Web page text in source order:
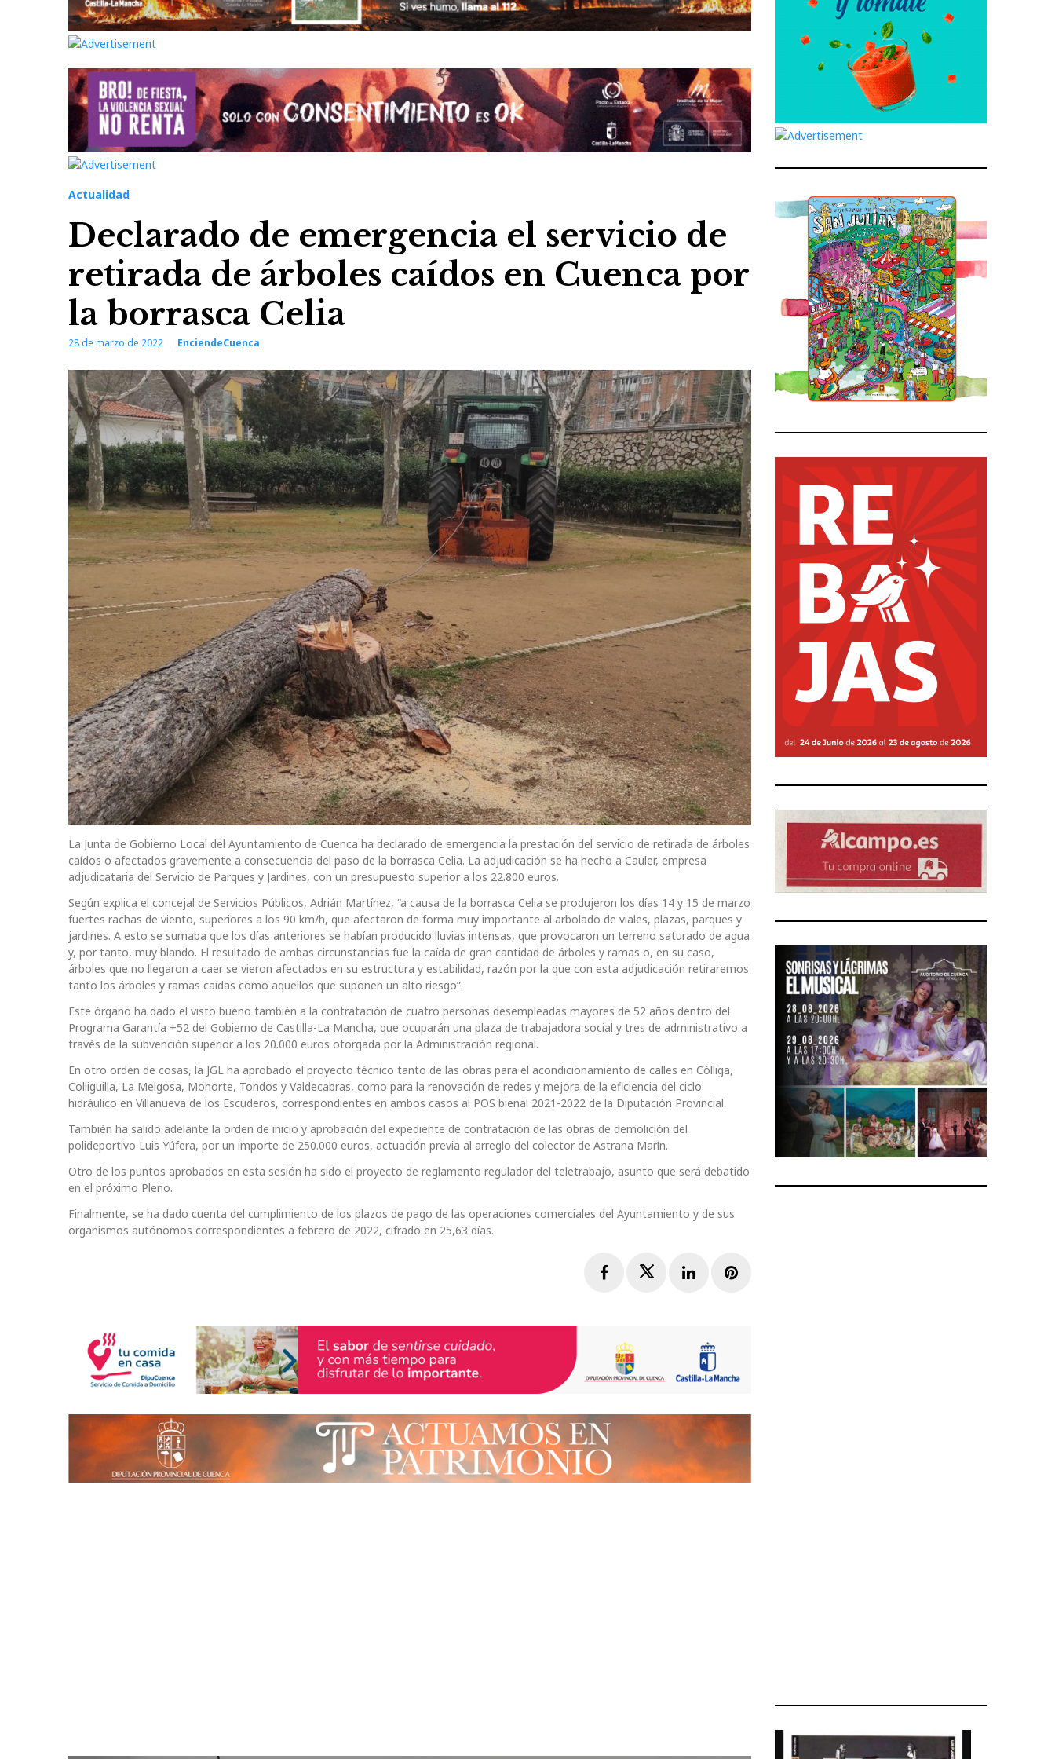
Actualidad
Declarado de emergencia el servicio de
retirada de árboles caídos en Cuenca por
la borrasca Celia
28 de marzo de 2022 EnciendeCuenca
La Junta de Gobierno Local del Ayuntamiento de Cuenca ha declarado de emergencia la prestación del servicio de retirada de árboles
caídos o afectados gravemente a consecuencia del paso de la borrasca Celia. La adjudicación se ha hecho a Cauler, empresa
adjudicataria del Servicio de Parques y Jardines, con un presupuesto superior a los 22.800 euros.
Según explica el concejal de Servicios Públicos, Adrián Martínez, “a causa de la borrasca Celia se produjeron los días 14 y 15 de marzo
fuertes rachas de viento, superiores a los 90 km/h, que afectaron de forma muy importante al arbolado de viales, plazas, parques y
jardines. A esto se sumaba que los días anteriores se habían producido lluvias intensas, que provocaron un terreno saturado de agua
y, por tanto, muy blando. El resultado de ambas circunstancias fue la caída de gran cantidad de árboles y ramas o, en su caso,
árboles que no llegaron a caer se vieron afectados en su estructura y estabilidad, razón por la que con esta adjudicación retiraremos
tanto los árboles y ramas caídas como aquellos que suponen un alto riesgo”.
Este órgano ha dado el visto bueno también a la contratación de cuatro personas desempleadas mayores de 52 años dentro del
Programa Garantía +52 del Gobierno de Castilla-La Mancha, que ocuparán una plaza de trabajadora social y tres de administrativo a
través de la subvención superior a los 20.000 euros otorgada por la Administración regional.
En otro orden de cosas, la JGL ha aprobado el proyecto técnico tanto de las obras para el acondicionamiento de calles en Cólliga,
Colliguilla, La Melgosa, Mohorte, Tondos y Valdecabras, como para la renovación de redes y mejora de la eficiencia del ciclo
hidráulico en Villanueva de los Escuderos, correspondientes en ambos casos al POS bienal 2021-2022 de la Diputación Provincial.
También ha salido adelante la orden de inicio y aprobación del expediente de contratación de las obras de demolición del
polideportivo Luis Yúfera, por un importe de 250.000 euros, actuación previa al arreglo del colector de Astrana Marín.
Otro de los puntos aprobados en esta sesión ha sido el proyecto de reglamento regulador del teletrabajo, asunto que será debatido
en el próximo Pleno.
Finalmente, se ha dado cuenta del cumplimiento de los plazos de pago de las operaciones comerciales del Ayuntamiento y de sus
organismos autónomos correspondientes a febrero de 2022, cifrado en 25,63 días.
FacebookTwitterLinkedInPinterest